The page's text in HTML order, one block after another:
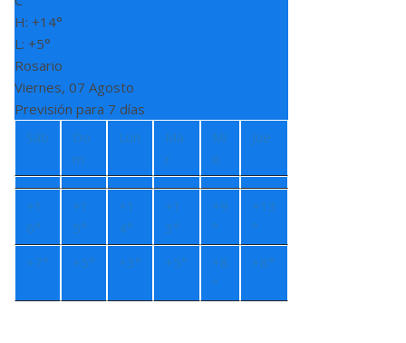
H: +14°
L: +5°
Rosario
Viernes, 07 Agosto
Previsión para 7 días
Sáb
Do
m
Lun
Ma
r
Mi
é
Jue
+1
6°
+1
5°
+1
4°
+1
3°
+9
°
+13
°
+7° +5° +3° +5° +8
°
+8°